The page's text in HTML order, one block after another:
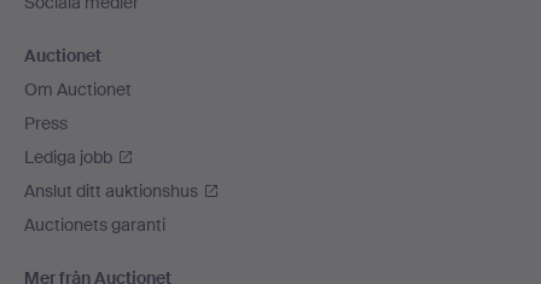
Auctionet
Om Auctionet
Press
Lediga jobb
Anslut ditt auktionshus
Auctionets garanti
Mer från Auctionet